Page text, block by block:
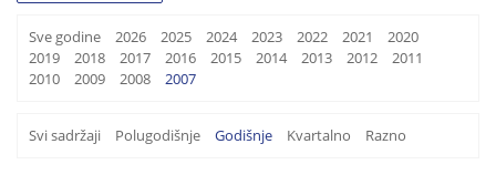
Sve godine 2026 2025 2024 2023 2022 2021
2020
2019
2018 2017 2016 2015 2014 2013 2012
2011
2010
2009 2008 2007
Svi sadržaji Polugodišnje Godišnje Kvartalno Razno